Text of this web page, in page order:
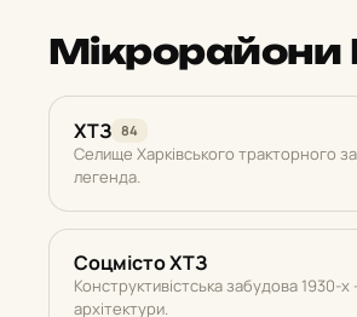
Мікрорайони
ХТЗ 84
Селище Харківського тракторного
легенда.
Соцмісто ХТЗ
Конструктивістська забудова 1930-х
архітектури.